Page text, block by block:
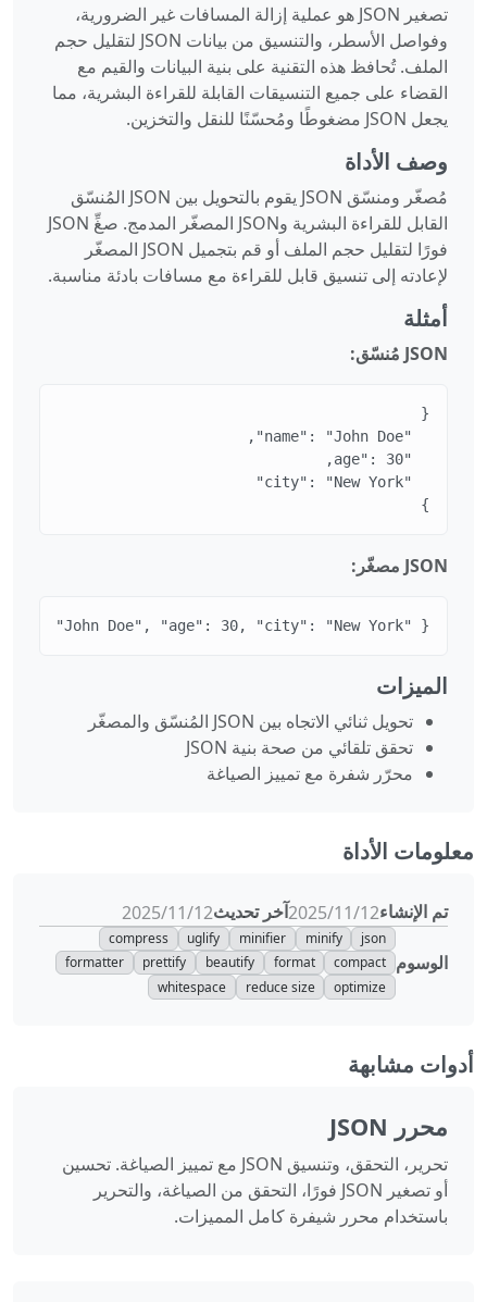
تصغير JSON هو عملية إزالة المسافات غير الضرورية،
وفواصل الأسطر، والتنسيق من بيانات JSON لتقليل حجم
الملف. تُحافظ هذه التقنية على بنية البيانات والقيم مع
القضاء على جميع التنسيقات القابلة للقراءة البشرية، مما
يجعل JSON مضغوطًا ومُحسّنًا للنقل والتخزين.
وصف الأداة
مُصغّر ومنسّق JSON يقوم بالتحويل بين JSON المُنسّق
القابل للقراءة البشرية وJSON المصغّر المدمج. صغِّ JSON
فورًا لتقليل حجم الملف أو قم بتجميل JSON المصغّر
لإعادته إلى تنسيق قابل للقراءة مع مسافات بادئة مناسبة.
أمثلة
JSON مُنسّق:
}
JSON مصغّر:
{ "name": "John Doe", "age": 30, "city": "New York" }
الميزات
تحويل ثنائي الاتجاه بين JSON المُنسّق والمصغّر
تحقق تلقائي من صحة بنية JSON
محرّر شفرة مع تمييز الصياغة
معلومات الأداة
تم الإنشاء12‏/11‏/2025 آخر تحديث12‏/11‏/2025
الوسوم
json
minify
minifier
uglify
compress
compact
format
beautify
prettify
formatter
optimize
reduce size
whitespace
أدوات مشابهة
محرر JSON
تحرير، التحقق، وتنسيق JSON مع تمييز الصياغة. تحسين
أو تصغير JSON فورًا، التحقق من الصياغة، والتحرير
باستخدام محرر شيفرة كامل المميزات.